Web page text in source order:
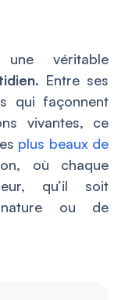
véritable
. Entre ses
qui façonnent
vivantes, ce
plus beaux de
où chaque
qu’il soit
nature ou de